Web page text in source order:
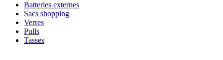
Batteries externes
Sacs shopping
Verres
Pulls
Tasses